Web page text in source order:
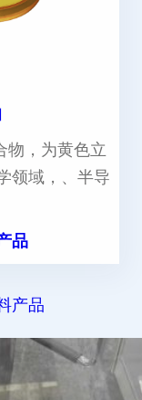
物，为黄色立
领域，、半导
品
产品